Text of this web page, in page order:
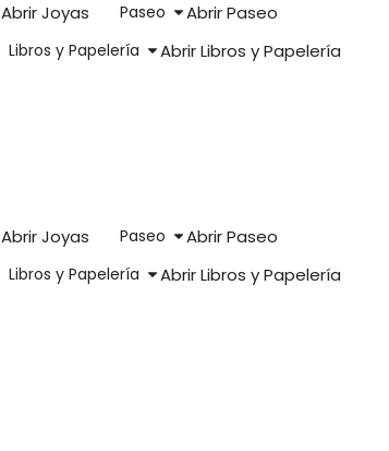
Abrir Joyas Paseo Abrir Paseo
Libros y Papelería Abrir Libros y Papelería
Abrir Joyas Paseo Abrir Paseo
Libros y Papelería Abrir Libros y Papelería